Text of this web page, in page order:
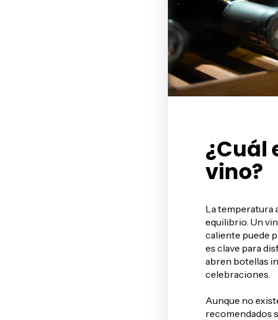
¿Cuál
vino?
La temperatura
equilibrio. Un
caliente puede
es clave para
abren botellas
celebraciones.
Aunque no
recomendados